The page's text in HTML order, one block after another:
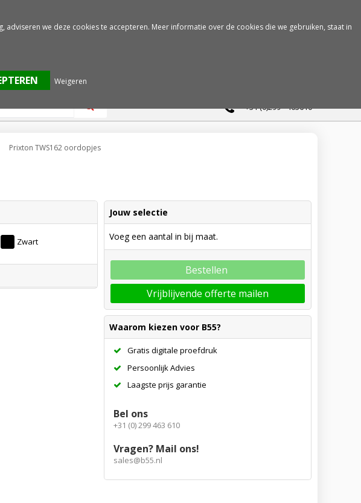
+31 (0)299 - 463610
Prixton TWS162 oordopjes
Zwart
Jouw selectie
Voeg een aantal in bij maat.
Bestellen
Vrijblijvende offerte mailen
Waarom kiezen voor B55?
Gratis digitale proefdruk
Persoonlijk Advies
Laagste prijs garantie
Bel ons
+31 (0) 299 463 610
Vragen? Mail ons!
sales@b55.nl
we deze cookies te accepteren. Meer informatie over de cookies die we gebruiken, staat in
Weigeren